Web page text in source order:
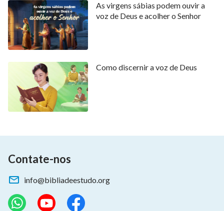
As virgens sábias podem ouvir a
voz de Deus e acolher o Senhor
Como discernir a voz de Deus
Contate-nos
info@bibliadeestudo.org